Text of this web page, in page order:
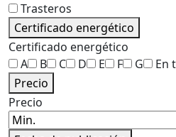
Trasteros
Certificado energético
Certificado energético
A
B C D E F G En
Precio
Precio